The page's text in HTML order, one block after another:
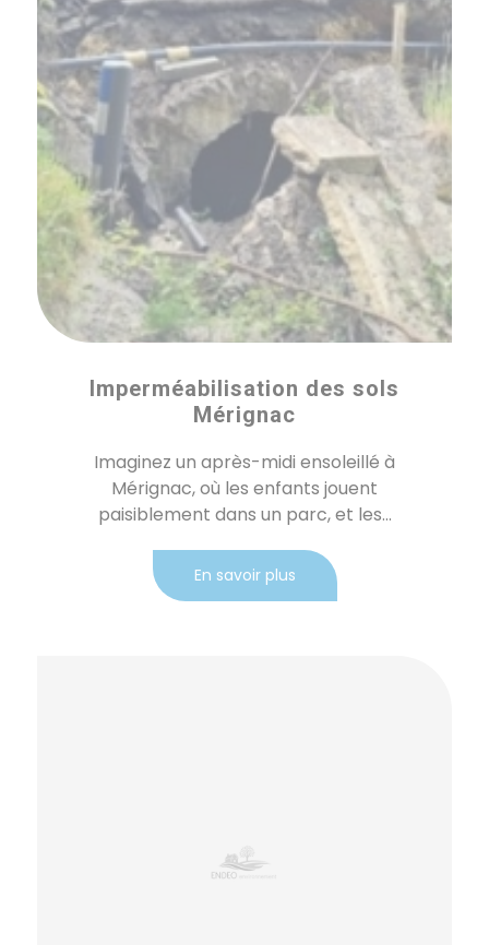
Imperméabilisation des sols
Mérignac
Imaginez un après-midi ensoleillé à
Mérignac, où les enfants jouent
paisiblement dans un parc, et les...
En savoir plus